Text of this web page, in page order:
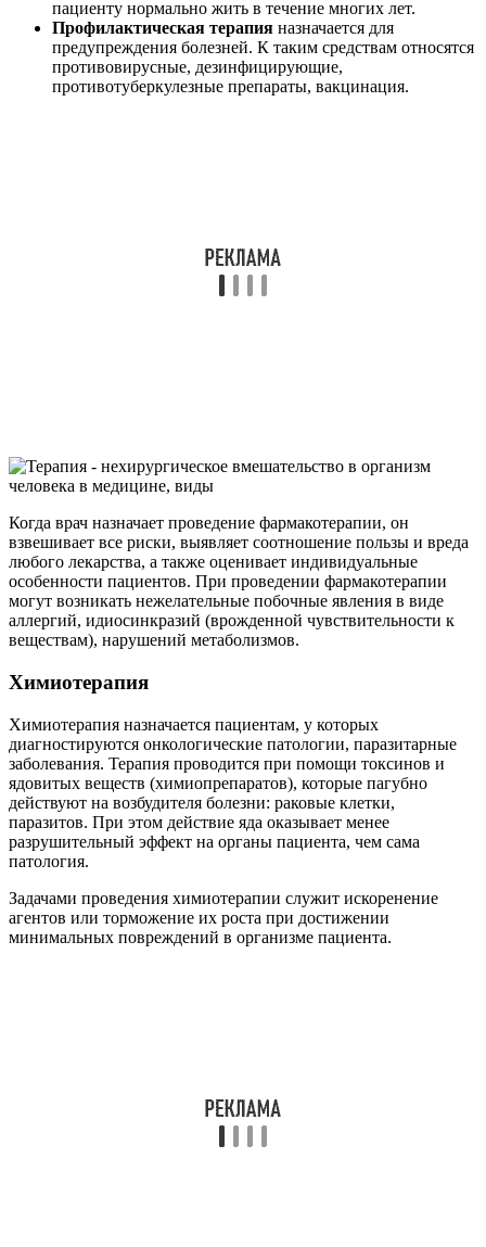
пациенту нормально жить в течение многих лет.
Профилактическая терапия назначается для
предупреждения болезней. К таким средствам относятся
противовирусные, дезинфицирующие,
противотуберкулезные препараты, вакцинация.
Когда врач назначает проведение фармакотерапии, он
взвешивает все риски, выявляет соотношение пользы и вреда
любого лекарства, а также оценивает индивидуальные
особенности пациентов. При проведении фармакотерапии
могут возникать нежелательные побочные явления в виде
аллергий, идиосинкразий (врожденной чувствительности к
веществам), нарушений метаболизмов.
Химиотерапия
Химиотерапия назначается пациентам, у которых
диагностируются онкологические патологии, паразитарные
заболевания. Терапия проводится при помощи токсинов и
ядовитых веществ (химиопрепаратов), которые пагубно
действуют на возбудителя болезни: раковые клетки,
паразитов. При этом действие яда оказывает менее
разрушительный эффект на органы пациента, чем сама
патология.
Задачами проведения химиотерапии служит искоренение
агентов или торможение их роста при достижении
минимальных повреждений в организме пациента.